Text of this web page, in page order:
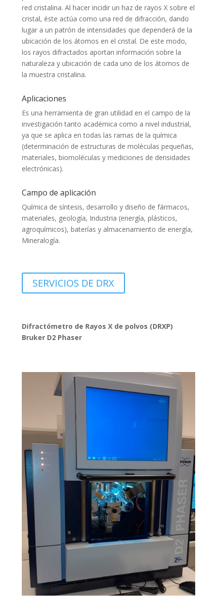
red cristalina. Al hacer incidir un haz de rayos X sobre el
cristal, éste actúa como una red de difracción, dando
lugar a un patrón de intensidades que dependerá de la
ubicación de los átomos en el cristal. De este modo,
los rayos difractados aportan información sobre la
naturaleza y ubicación de cada uno de los átomos de
la muestra cristalina.
Aplicaciones
Es una herramienta de gran utilidad en el campo de la
investigación tanto académica como a nivel industrial,
ya que se aplica en todas las ramas de la química
(determinación de estructuras de moléculas pequeñas,
materiales, biomoléculas y mediciones de densidades
electrónicas).
Campo de aplicación
Química de síntesis, desarrollo y diseño de fármacos,
materiales, geología, Industria (energía, plásticos,
agroquímicos), baterías y almacenamiento de energía,
Mineralogía.
SERVICIOS DE DRX
Difractómetro de Rayos X de polvos (DRXP)
Bruker D2 Phaser